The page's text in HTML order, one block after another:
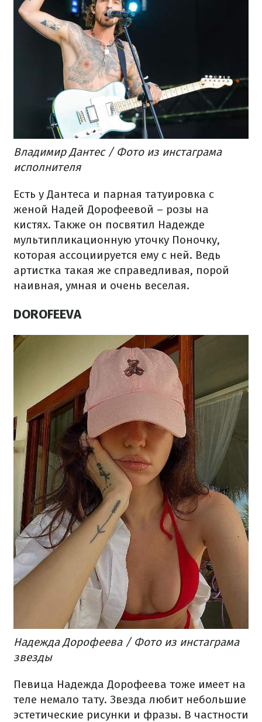
Владимир Дантес / Фото из инстаграма
исполнителя
Есть у Дантеса и парная татуировка с
женой Надей Дорофеевой – розы на
кистях. Также он посвятил Надежде
мультипликационную уточку Поночку,
которая ассоциируется ему с ней. Ведь
артистка такая же справедливая, порой
наивная, умная и очень веселая.
DOROFEEVA
Надежда Дорофеева / Фото из инстаграма
звезды
Певица Надежда Дорофеева тоже имеет на
теле немало тату. Звезда любит небольшие
эстетические рисунки и фразы. В частности